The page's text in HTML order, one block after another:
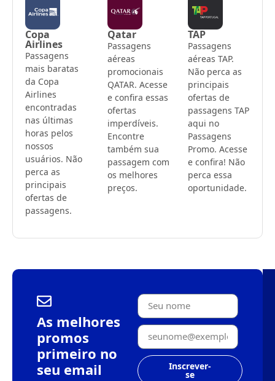
Copa
Airlines
Passagens
mais baratas
da Copa
Airlines
encontradas
nas últimas
horas pelos
nossos
usuários. Não
perca as
principais
ofertas de
passagens.
Qatar
Passagens
aéreas
promocionais
QATAR. Acesse
e confira essas
ofertas
imperdíveis.
Encontre
também sua
passagem com
os melhores
preços.
TAP
Passagens
aéreas TAP.
Não perca as
principais
ofertas de
passagens TAP
aqui no
Passagens
Promo. Acesse
e confira! Não
perca essa
oportunidade.
As melhores
promos
primeiro no
seu email
Inscrever-
se